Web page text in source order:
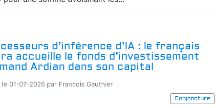
d’inférence d’IA : le français
accueille le fonds d’investissement
Ardian dans son capital
le 01-07-2026 par Francois Gauthier
Conjoncture